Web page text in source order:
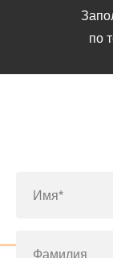
по
Имя*
Фамилия